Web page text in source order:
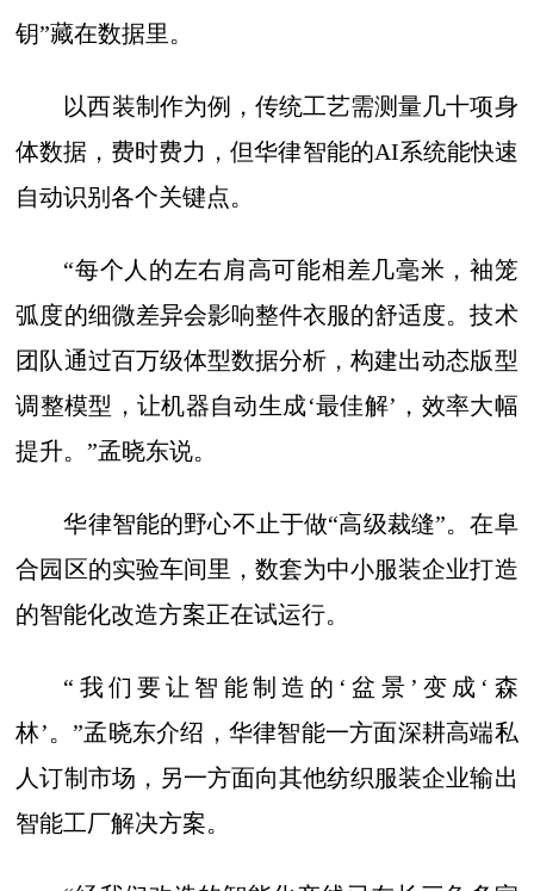
钥”藏在数据里。
以西装制作为例，传统工艺需测量几十项身
体数据，费时费力，但华律智能的AI系统能快速
自动识别各个关键点。
“每个人的左右肩高可能相差几毫米，袖笼
弧度的细微差异会影响整件衣服的舒适度。技术
团队通过百万级体型数据分析，构建出动态版型
调整模型，让机器自动生成‘最佳解’，效率大幅
提升。”孟晓东说。
华律智能的野心不止于做“高级裁缝”。在阜
合园区的实验车间里，数套为中小服装企业打造
的智能化改造方案正在试运行。
“我们要让智能制造的‘盆景’变成‘森
林’。”孟晓东介绍，华律智能一方面深耕高端私
人订制市场，另一方面向其他纺织服装企业输出
智能工厂解决方案。